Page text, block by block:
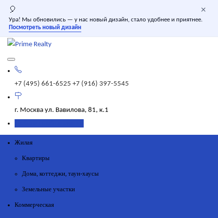
🎈
Ура! Мы обновились — у нас новый дизайн, стало удобнее и приятнее.
Посмотреть новый дизайн
×
+7 (495) 661-6525 +7 (916) 397-5545
г. Москва ул. Вавилова, 81, к.1
Жилая
Квартиры
Дома, коттеджи, таун-хаусы
Земельные участки
Коммерческая